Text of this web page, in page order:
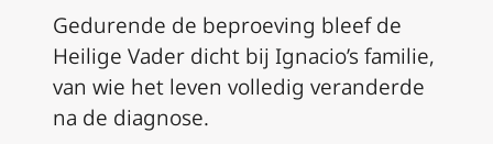
Gedurende de beproeving bleef de
Heilige Vader dicht bij Ignacio’s familie,
van wie het leven volledig veranderde
na de diagnose.